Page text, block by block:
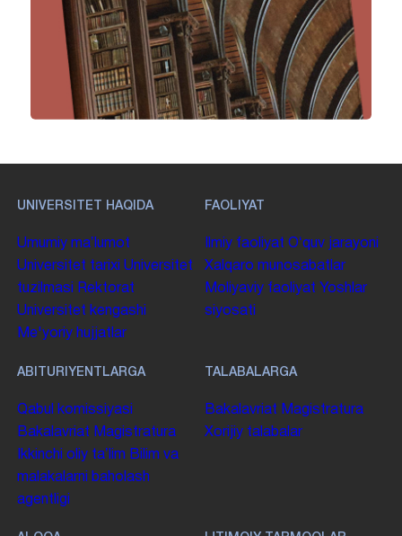
UNIVERSITET HAQIDA
Umumiy maʼlumot
Universitet tarixi Universitet
tuzilmasi
Rektorat
Universitet kengashi
Me'yoriy hujjatlar
FAOLIYAT
Ilmiy faoliyat Oʻquv jarayoni
Xalqaro munosabatlar
Moliyaviy faoliyat Yoshlar
siyosati
ABITURIYENTLARGA
Qabul komissiyasi
Bakalavriat Magistratura
Ikkinchi oliy taʼlim Bilim va
malakalarni baholash
agentligi
TALABALARGA
Bakalavriat Magistratura
Xorijiy talabalar